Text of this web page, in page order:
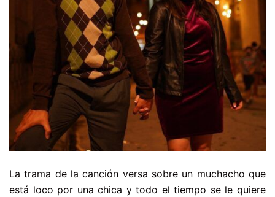
La trama de la canción versa sobre un muchacho que
está loco por una chica y todo el tiempo se le quiere